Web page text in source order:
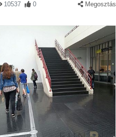
10537 0 Megosztás